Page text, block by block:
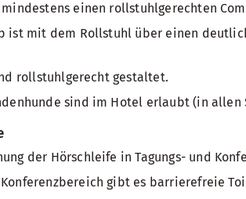
einen rollstuhlgerechten
ist mit dem Rollstuhl über einen
rollstuhlgerecht gestaltet.
sind im Hotel erlaubt (in allen
der Hörschleife in Tagungs- und
Konferenzbereich gibt es barrierefreie